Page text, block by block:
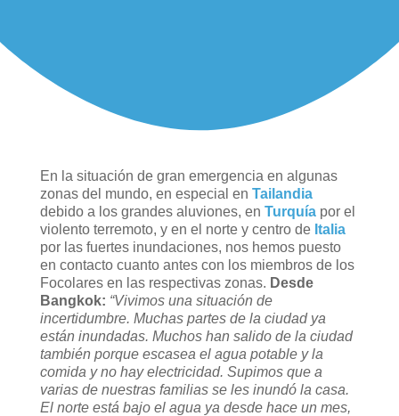
En la situación de gran emergencia en algunas
zonas del mundo, en especial en Tailandia
debido a los grandes aluviones, en Turquíapor el
violento terremoto, y en el norte y centro de Italia
por las fuertes inundaciones, nos hemos puesto
en contacto cuanto antes con los miembros de los
Focolares en las respectivas zonas. Desde
Bangkok: “Vivimos una situación de
incertidumbre. Muchas partes de la ciudad ya
están inundadas. Muchos han salido de la ciudad
también porque escasea el agua potable y la
comida y no hay electricidad. Supimos que a
varias de nuestras familias se les inundó la casa.
El norte está bajo el agua ya desde hace un mes,